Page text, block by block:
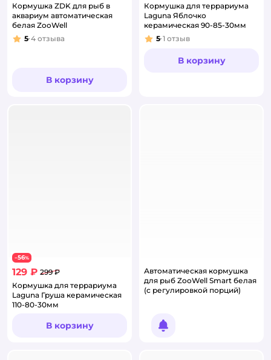
Кормушка ZDK для рыб в
аквариум автоматическая
белая ZooWell
Рейтинг:
5 4 отзыва
В корзину
Кормушка для террариума
Laguna Яблочко
керамическая 90-85-30мм
Рейтинг:
5 1 отзыв
В корзину
−56%
129 ₽ 299 ₽
Кормушка для террариума
Laguna Груша керамическая
110-80-30мм
В корзину
Автоматическая кормушка
для рыб ZooWell Smart белая
(с регулировкой порций)
Уведомить о появлении